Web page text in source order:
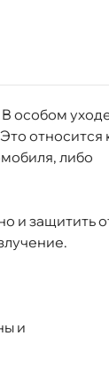
особом
относится
либо
и защитить
и
2 ч – 399 ₽